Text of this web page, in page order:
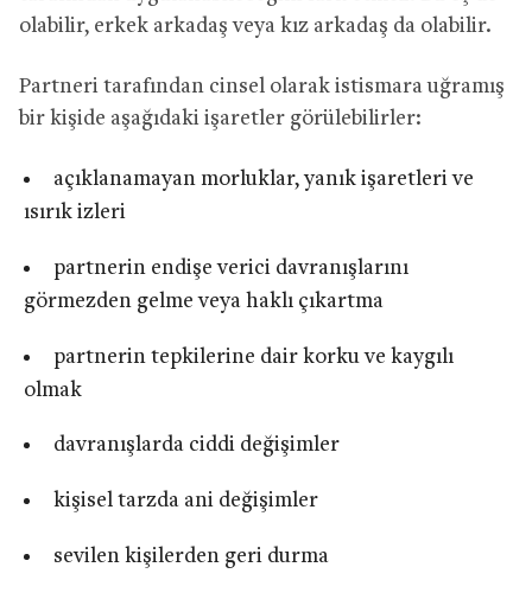
olabilir, erkek arkadaş veya kız arkadaş da olabilir.
Partneri tarafından cinsel olarak istismara uğramış
bir kişide aşağıdaki işaretler görülebilirler:
açıklanamayan morluklar, yanık işaretleri ve
ısırık izleri
partnerin endişe verici davranışlarını
görmezden gelme veya haklı çıkartma
partnerin tepkilerine dair korku ve kaygılı
olmak
davranışlarda ciddi değişimler
kişisel tarzda ani değişimler
sevilen kişilerden geri durma